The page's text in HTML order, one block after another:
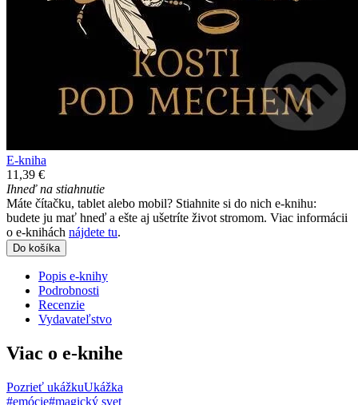
E-kniha
11,39 €
Ihneď na stiahnutie
Máte čítačku, tablet alebo mobil? Stiahnite si do nich e-knihu:
budete ju mať hneď a ešte aj ušetríte život stromom. Viac informácii
o e-knihách nájdete tu.
Do košíka
Popis e-knihy
Podrobnosti
Recenzie
Vydavateľstvo
Viac o e-knihe
Pozrieť ukážkuUkážka
#emócie#magický svet